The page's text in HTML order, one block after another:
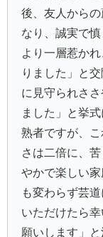
後、友人から
なり、誠実で
より一層惹か
りました」と
に見守られさ
ました」と挙
熟者ですが、
さは二倍に、
やかで楽しい
も変わらず芸
いただけたら
願いします」と